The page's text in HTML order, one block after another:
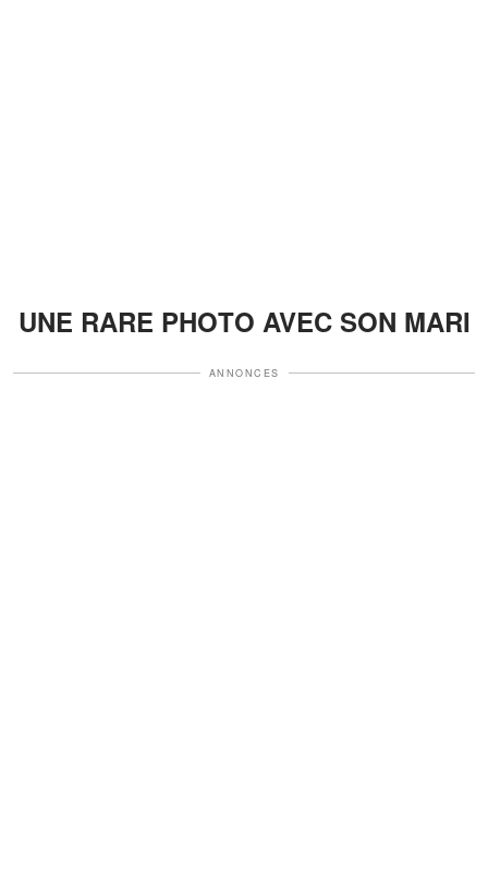
UNE RARE PHOTO AVEC SON MARI
ANNONCES